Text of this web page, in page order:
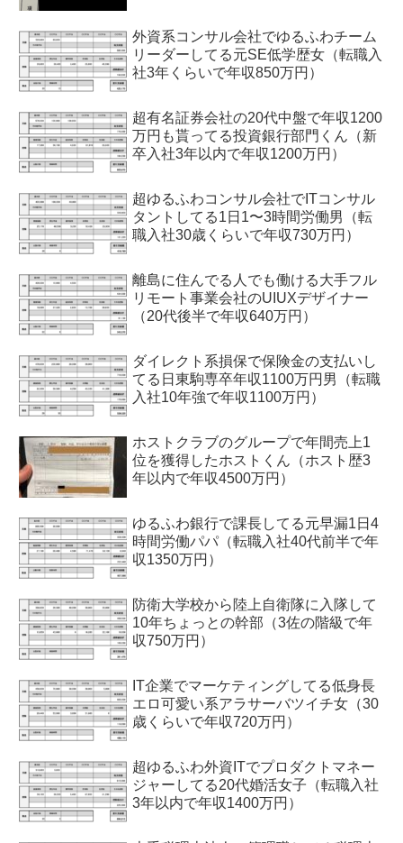
外資系コンサル会社でゆるふわチーム
リーダーしてる元SE低学歴女（転職入
社3年くらいで年収850万円）
超有名証券会社の20代中盤で年収1200
万円も貰ってる投資銀行部門くん（新
卒入社3年以内で年収1200万円）
超ゆるふわコンサル会社でITコンサル
タントしてる1日1〜3時間労働男（転
職入社30歳くらいで年収730万円）
離島に住んでる人でも働ける大手フル
リモート事業会社のUIUXデザイナー
（20代後半で年収640万円）
ダイレクト系損保で保険金の支払いし
てる日東駒専卒年収1100万円男（転職
入社10年強で年収1100万円）
ホストクラブのグループで年間売上1
位を獲得したホストくん（ホスト歴3
年以内で年収4500万円）
ゆるふわ銀行で課長してる元早漏1日4
時間労働パパ（転職入社40代前半で年
収1350万円）
防衛大学校から陸上自衛隊に入隊して
10年ちょっとの幹部（3佐の階級で年
収750万円）
IT企業でマーケティングしてる低身長
エロ可愛い系アラサーバツイチ女（30
歳くらいで年収720万円）
超ゆるふわ外資ITでプロダクトマネー
ジャーしてる20代婚活女子（転職入社
3年以内で年収1400万円）